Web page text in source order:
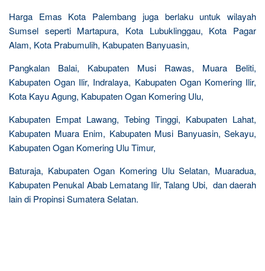
Harga Emas Kota Palembang juga berlaku untuk wilayah
Sumsel seperti Martapura, Kota Lubuklinggau, Kota Pagar
Alam, Kota Prabumulih, Kabupaten Banyuasin,
Pangkalan Balai, Kabupaten Musi Rawas, Muara Beliti,
Kabupaten Ogan Ilir, Indralaya, Kabupaten Ogan Komering Ilir,
Kota Kayu Agung, Kabupaten Ogan Komering Ulu,
Kabupaten Empat Lawang, Tebing Tinggi, Kabupaten Lahat,
Kabupaten Muara Enim, Kabupaten Musi Banyuasin, Sekayu,
Kabupaten Ogan Komering Ulu Timur,
Baturaja, Kabupaten Ogan Komering Ulu Selatan, Muaradua,
Kabupaten Penukal Abab Lematang Ilir, Talang Ubi, dan daerah
lain di Propinsi Sumatera Selatan.